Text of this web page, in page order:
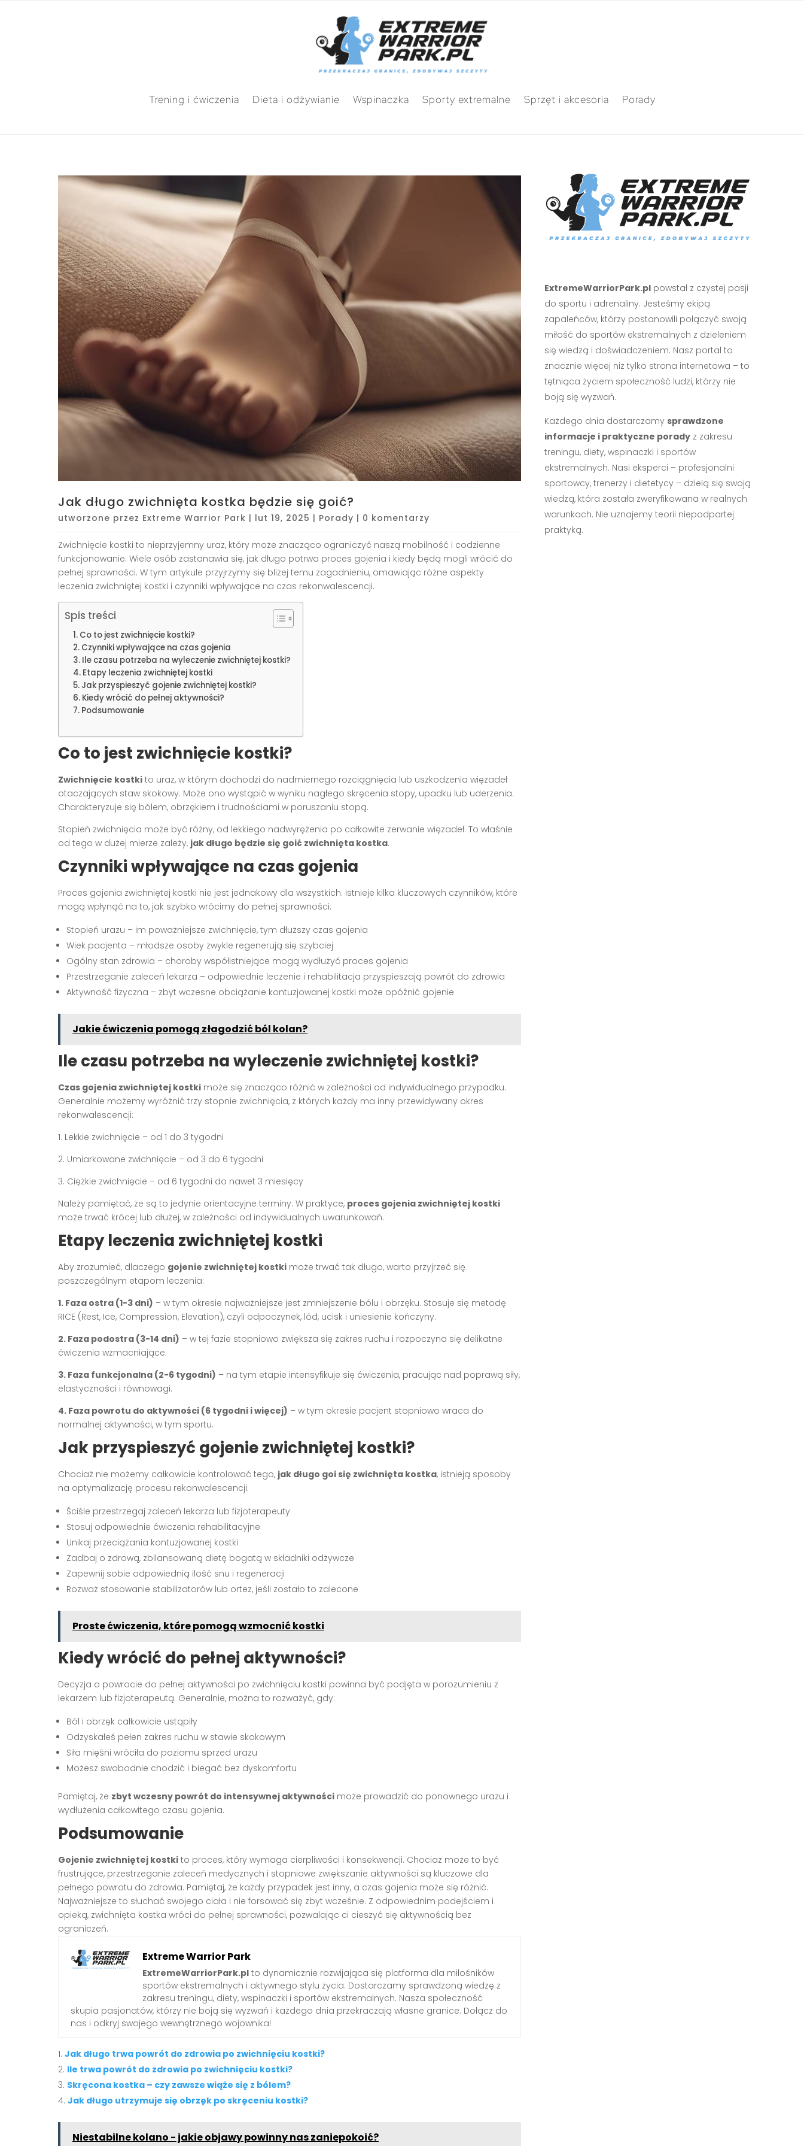
Trening i ćwiczenia Dieta i odżywianie Wspinaczka Sporty extremalne Sprzęt i akcesoria Porady
Jak długo zwichnięta kostka będzie się goić?
utworzone przez Extreme Warrior Park | lut 19, 2025 | Porady | 0 komentarzy
Zwichnięcie kostki to nieprzyjemny uraz, który może znacząco ograniczyć naszą mobilność i codzienne
funkcjonowanie. Wiele osób zastanawia się, jak długo potrwa proces gojenia i kiedy będą mogli wrócić do
pełnej sprawności. W tym artykule przyjrzymy się bliżej temu zagadnieniu, omawiając różne aspekty
leczenia zwichniętej kostki i czynniki wpływające na czas rekonwalescencji.
Spis treści
Co to jest zwichnięcie kostki?
Czynniki wpływające na czas gojenia
Ile czasu potrzeba na wyleczenie zwichniętej kostki?
Etapy leczenia zwichniętej kostki
Jak przyspieszyć gojenie zwichniętej kostki?
Kiedy wrócić do pełnej aktywności?
Podsumowanie
Co to jest zwichnięcie kostki?
Zwichnięcie kostki to uraz, w którym dochodzi do nadmiernego rozciągnięcia lub uszkodzenia więzadeł
otaczających staw skokowy. Może ono wystąpić w wyniku nagłego skręcenia stopy, upadku lub uderzenia.
Charakteryzuje się bólem, obrzękiem i trudnościami w poruszaniu stopą.
Stopień zwichnięcia może być różny, od lekkiego nadwyrężenia po całkowite zerwanie więzadeł. To właśnie
od tego w dużej mierze zależy, jak długo będzie się goić zwichnięta kostka.
Czynniki wpływające na czas gojenia
Proces gojenia zwichniętej kostki nie jest jednakowy dla wszystkich. Istnieje kilka kluczowych czynników, które
mogą wpłynąć na to, jak szybko wrócimy do pełnej sprawności:
Stopień urazu – im poważniejsze zwichnięcie, tym dłuższy czas gojenia
Wiek pacjenta – młodsze osoby zwykle regenerują się szybciej
Ogólny stan zdrowia – choroby współistniejące mogą wydłużyć proces gojenia
Przestrzeganie zaleceń lekarza – odpowiednie leczenie i rehabilitacja przyspieszają powrót do zdrowia
Aktywność fizyczna – zbyt wczesne obciążanie kontuzjowanej kostki może opóźnić gojenie
Jakie ćwiczenia pomogą złagodzić ból kolan?
Ile czasu potrzeba na wyleczenie zwichniętej kostki?
Czas gojenia zwichniętej kostki może się znacząco różnić w zależności od indywidualnego przypadku.
Generalnie możemy wyróżnić trzy stopnie zwichnięcia, z których każdy ma inny przewidywany okres
rekonwalescencji:
1. Lekkie zwichnięcie – od 1 do 3 tygodni
2. Umiarkowane zwichnięcie – od 3 do 6 tygodni
3. Ciężkie zwichnięcie – od 6 tygodni do nawet 3 miesięcy
Należy pamiętać, że są to jedynie orientacyjne terminy. W praktyce, proces gojenia zwichniętej kostki
może trwać krócej lub dłużej, w zależności od indywidualnych uwarunkowań.
Etapy leczenia zwichniętej kostki
Aby zrozumieć, dlaczego gojenie zwichniętej kostki może trwać tak długo, warto przyjrzeć się
poszczególnym etapom leczenia:
1. Faza ostra (1-3 dni) – w tym okresie najważniejsze jest zmniejszenie bólu i obrzęku. Stosuje się metodę
RICE (Rest, Ice, Compression, Elevation), czyli odpoczynek, lód, ucisk i uniesienie kończyny.
2. Faza podostra (3-14 dni) – w tej fazie stopniowo zwiększa się zakres ruchu i rozpoczyna się delikatne
ćwiczenia wzmacniające.
3. Faza funkcjonalna (2-6 tygodni) – na tym etapie intensyfikuje się ćwiczenia, pracując nad poprawą siły,
elastyczności i równowagi.
4. Faza powrotu do aktywności (6 tygodni i więcej) – w tym okresie pacjent stopniowo wraca do
normalnej aktywności, w tym sportu.
Jak przyspieszyć gojenie zwichniętej kostki?
Chociaż nie możemy całkowicie kontrolować tego, jak długo goi się zwichnięta kostka, istnieją sposoby
na optymalizację procesu rekonwalescencji:
Ściśle przestrzegaj zaleceń lekarza lub fizjoterapeuty
Stosuj odpowiednie ćwiczenia rehabilitacyjne
Unikaj przeciążania kontuzjowanej kostki
Zadbaj o zdrową, zbilansowaną dietę bogatą w składniki odżywcze
Zapewnij sobie odpowiednią ilość snu i regeneracji
Rozważ stosowanie stabilizatorów lub ortez, jeśli zostało to zalecone
Proste ćwiczenia, które pomogą wzmocnić kostki
Kiedy wrócić do pełnej aktywności?
Decyzja o powrocie do pełnej aktywności po zwichnięciu kostki powinna być podjęta w porozumieniu z
lekarzem lub fizjoterapeutą. Generalnie, można to rozważyć, gdy:
Ból i obrzęk całkowicie ustąpiły
Odzyskałeś pełen zakres ruchu w stawie skokowym
Siła mięśni wróciła do poziomu sprzed urazu
Możesz swobodnie chodzić i biegać bez dyskomfortu
Pamiętaj, że zbyt wczesny powrót do intensywnej aktywności może prowadzić do ponownego urazu i
wydłużenia całkowitego czasu gojenia.
Podsumowanie
Gojenie zwichniętej kostki to proces, który wymaga cierpliwości i konsekwencji. Chociaż może to być
frustrujące, przestrzeganie zaleceń medycznych i stopniowe zwiększanie aktywności są kluczowe dla
pełnego powrotu do zdrowia. Pamiętaj, że każdy przypadek jest inny, a czas gojenia może się różnić.
Najważniejsze to słuchać swojego ciała i nie forsować się zbyt wcześnie. Z odpowiednim podejściem i
opieką, zwichnięta kostka wróci do pełnej sprawności, pozwalając ci cieszyć się aktywnością bez
ograniczeń.
Extreme Warrior Park
ExtremeWarriorPark.pl to dynamicznie rozwijająca się platforma dla miłośników
sportów ekstremalnych i aktywnego stylu życia. Dostarczamy sprawdzoną wiedzę z
zakresu treningu, diety, wspinaczki i sportów ekstremalnych. Nasza społeczność
skupia pasjonatów, którzy nie boją się wyzwań i każdego dnia przekraczają własne granice. Dołącz do
nas i odkryj swojego wewnętrznego wojownika!
Jak długo trwa powrót do zdrowia po zwichnięciu kostki?
Ile trwa powrót do zdrowia po zwichnięciu kostki?
Skręcona kostka – czy zawsze wiąże się z bólem?
Jak długo utrzymuje się obrzęk po skręceniu kostki?
Niestabilne kolano - jakie objawy powinny nas zaniepokoić?
ExtremeWarriorPark.plpowstał z czystej pasji
do sportu i adrenaliny. Jesteśmy ekipą
zapaleńców, którzy postanowili połączyć swoją
miłość do sportów ekstremalnych z dzieleniem
się wiedzą i doświadczeniem. Nasz portal to
znacznie więcej niż tylko strona internetowa – to
tętniąca życiem społeczność ludzi, którzy nie
boją się wyzwań.
Każdego dnia dostarczamy sprawdzone
informacje i praktyczne poradyz zakresu
treningu, diety, wspinaczki i sportów
ekstremalnych. Nasi eksperci – profesjonalni
sportowcy, trenerzy i dietetycy – dzielą się swoją
wiedzą, która została zweryfikowana w realnych
warunkach. Nie uznajemy teorii niepodpartej
praktyką.